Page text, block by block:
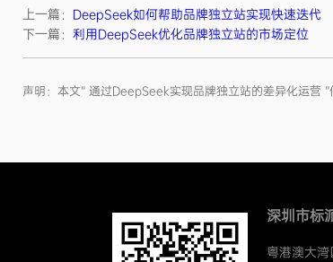
上一篇： DeepSeek如何帮助品牌独立站实现快速迭代
下一篇： 利用DeepSeek优化品牌独立站的市场定位
声明：本文“ 通过DeepSeek实现品牌独立站的差异化运营
深圳市标
粤港澳大